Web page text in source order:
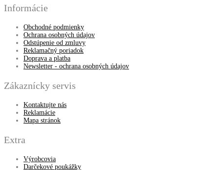
Informácie
Obchodné podmienky
Ochrana osobných údajov
Odstúpenie od zmluvy
Reklamačný poriadok
Doprava a platba
Newsletter - ochrana osobných údajov
Zákaznícky servis
Kontaktujte nás
Reklamácie
Mapa stránok
Extra
Výrobcovia
Darčekové poukážky